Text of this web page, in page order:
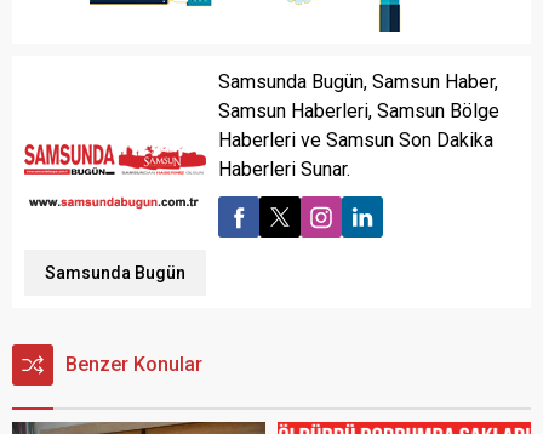
Samsunda Bugün
Samsunda Bugün, Samsun Haber,
Samsun Haberleri, Samsun Bölge
Haberleri ve Samsun Son Dakika
Haberleri Sunar.
Benzer Konular